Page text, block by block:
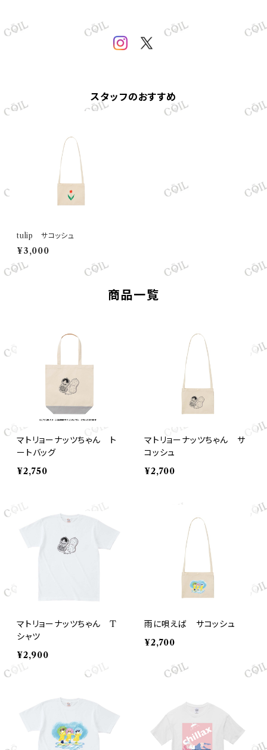
スタッフのおすすめ
tulip サコッシュ
¥3,000
商品一覧
マトリョーナッツちゃん ト
ートバッグ
¥2,750
マトリョーナッツちゃん サ
コッシュ
¥2,700
マトリョーナッツちゃん T
シャツ
¥2,900
雨に唄えば サコッシュ
¥2,700